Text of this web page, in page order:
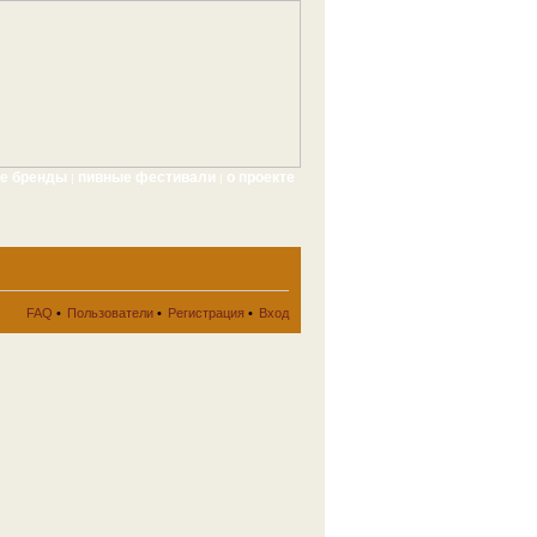
бренды пивные фестивали о проекте
FAQ • Пользователи • Регистрация • Вход